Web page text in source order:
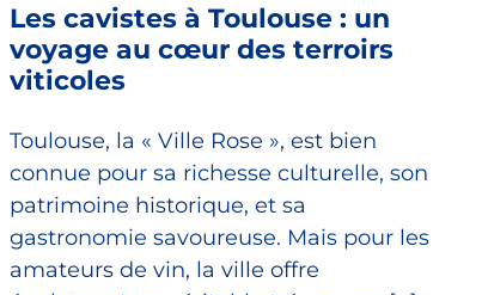
Les cavistes à Toulouse : un
voyage au cœur des terroirs
viticoles
Toulouse, la « Ville Rose », est bien
connue pour sa richesse culturelle, son
patrimoine historique, et sa
gastronomie savoureuse. Mais pour les
amateurs de vin, la ville offre